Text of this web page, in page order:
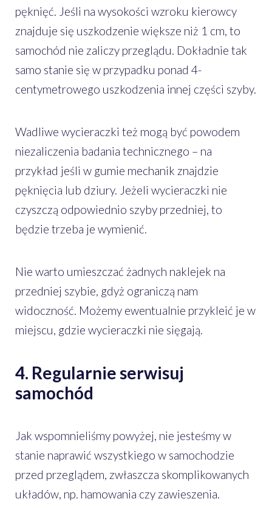
pęknięć. Jeśli na wysokości wzroku kierowcy
znajduje się uszkodzenie większe niż 1 cm, to
samochód nie zaliczy przeglądu. Dokładnie tak
samo stanie się w przypadku ponad 4-
centymetrowego uszkodzenia innej części szyby.
Wadliwe wycieraczki też mogą być powodem
niezaliczenia badania technicznego – na
przykład jeśli w gumie mechanik znajdzie
pęknięcia lub dziury. Jeżeli wycieraczki nie
czyszczą odpowiednio szyby przedniej, to
będzie trzeba je wymienić.
Nie warto umieszczać żadnych naklejek na
przedniej szybie, gdyż ograniczą nam
widoczność. Możemy ewentualnie przykleić je w
miejscu, gdzie wycieraczki nie sięgają.
4. Regularnie serwisuj
samochód
Jak wspomnieliśmy powyżej, nie jesteśmy w
stanie naprawić wszystkiego w samochodzie
przed przeglądem, zwłaszcza skomplikowanych
układów, np. hamowania czy zawieszenia.